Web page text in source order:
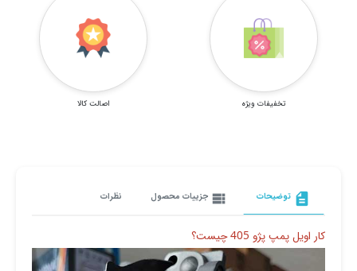
تخفیفات ویژه اصالت کالا
description توضیحات view_list جزییات محصول نظرات
کار اویل پمپ پژو 405 چیست؟